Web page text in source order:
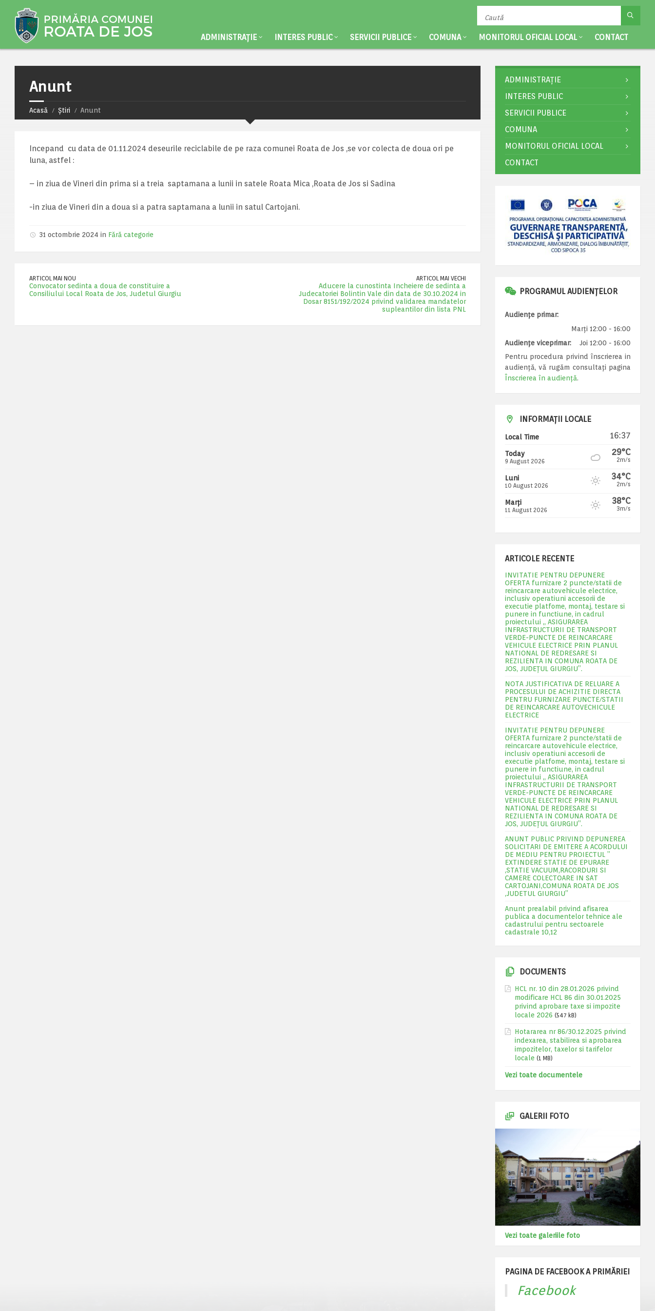
ADMINISTRAȚIE INTERES PUBLIC SERVICII PUBLICE COMUNA MONITORUL OFICIAL LOCAL CONTACT
Anunt
Acasă Știri Anunt
Incepand cu data de 01.11.2024 deseurile reciclabile de pe raza comunei Roata de Jos ,se vor colecta de doua ori pe
luna, astfel :
– in ziua de Vineri din prima si a treia saptamana a lunii in satele Roata Mica ,Roata de Jos si Sadina
-in ziua de Vineri din a doua si a patra saptamana a lunii in satul Cartojani.
31 octombrie 2024 in Fără categorie
ARTICOL MAI NOU
Convocator sedinta a doua de constituire a
Consiliului Local Roata de Jos, Judetul Giurgiu
ARTICOL MAI VECHI
Aducere la cunostinta Incheiere de sedinta a
Judecatoriei Bolintin Vale din data de 30.10.2024 in
Dosar 8151/192/2024 privind validarea mandatelor
supleantilor din lista PNL
ADMINISTRAȚIE
INTERES PUBLIC
SERVICII PUBLICE
COMUNA
MONITORUL OFICIAL LOCAL
CONTACT
PROGRAMUL AUDIENȚELOR
Audiențe primar:
Marți 12:00 - 16:00
Audiențe viceprimar:
Joi 12:00 - 16:00
Pentru procedura privind înscrierea in
audiență, vă rugăm consultați pagina
Înscrierea în audiență.
INFORMAȚII LOCALE
Local Time 16:37
Today
9 August 2026
29°C
2m/s
Luni
10 August 2026
34°C
2m/s
Marți
11 August 2026
38°C
3m/s
ARTICOLE RECENTE
INVITATIE PENTRU DEPUNERE
OFERTA furnizare 2 puncte/statii de
reincarcare autovehicule electrice,
inclusiv operatiuni accesorii de
executie platfome, montaj, testare si
punere in functiune, in cadrul
proiectului „ ASIGURAREA
INFRASTRUCTURII DE TRANSPORT
VERDE-PUNCTE DE REINCARCARE
VEHICULE ELECTRICE PRIN PLANUL
NATIONAL DE REDRESARE SI
REZILIENTA IN COMUNA ROATA DE
JOS, JUDEŢUL GIURGIU”.
NOTA JUSTIFICATIVA DE RELUARE A
PROCESULUI DE ACHIZITIE DIRECTA
PENTRU FURNIZARE PUNCTE/STATII
DE REINCARCARE AUTOVECHICULE
ELECTRICE
INVITATIE PENTRU DEPUNERE
OFERTA furnizare 2 puncte/statii de
reincarcare autovehicule electrice,
inclusiv operatiuni accesorii de
executie platfome, montaj, testare si
punere in functiune, in cadrul
proiectului „ ASIGURAREA
INFRASTRUCTURII DE TRANSPORT
VERDE-PUNCTE DE REINCARCARE
VEHICULE ELECTRICE PRIN PLANUL
NATIONAL DE REDRESARE SI
REZILIENTA IN COMUNA ROATA DE
JOS, JUDEŢUL GIURGIU”.
ANUNT PUBLIC PRIVIND DEPUNEREA
SOLICITARI DE EMITERE A ACORDULUI
DE MEDIU PENTRU PROIECTUL ”
EXTINDERE STATIE DE EPURARE
,STATIE VACUUM,RACORDURI SI
CAMERE COLECTOARE IN SAT
CARTOJANI,COMUNA ROATA DE JOS
,JUDETUL GIURGIU”
Anunt prealabil privind afisarea
publica a documentelor tehnice ale
cadastrului pentru sectoarele
cadastrale 10,12
DOCUMENTS
HCL nr. 10 din 28.01.2026 privind
modificare HCL 86 din 30.01.2025
privind aprobare taxe si impozite
locale 2026 (547 kB)
Hotararea nr 86/30.12.2025 privind
indexarea, stabilirea si aprobarea
impozitelor, taxelor si tarifelor
locale (1 MB)
Vezi toate documentele
GALERII FOTO
Vezi toate galeriile foto
PAGINA DE FACEBOOK A PRIMĂRIEI
Facebook